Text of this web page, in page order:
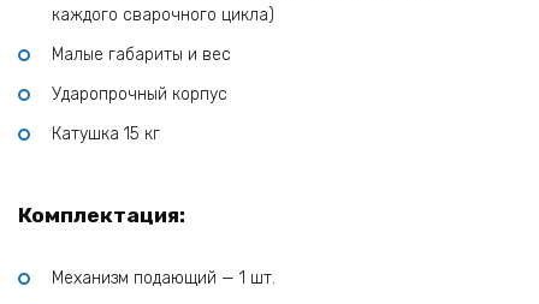
каждого сварочного цикла)
Малые габариты и вес
Ударопрочный корпус
Катушка 15 кг
Комплектация:
Механизм подающий — 1 шт.